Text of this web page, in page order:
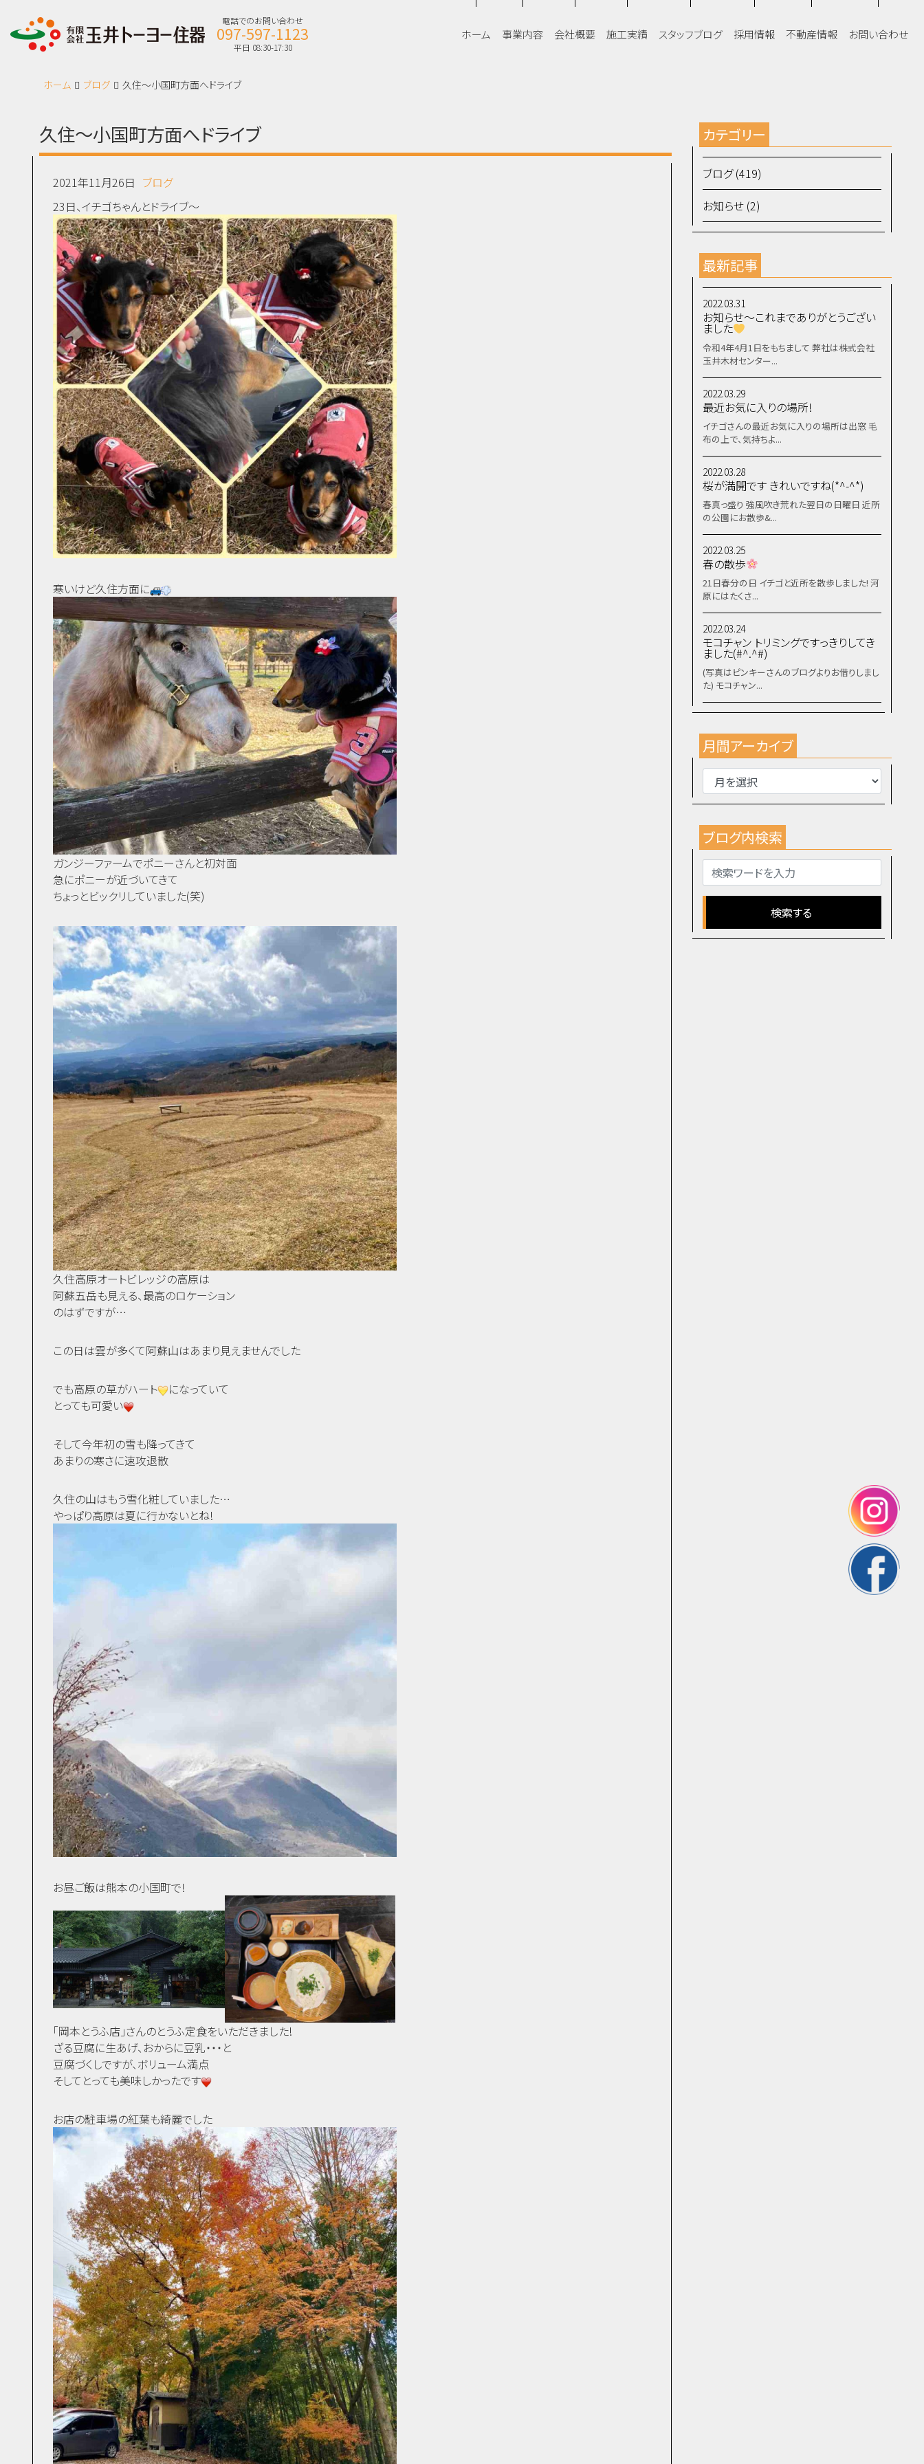
電話でのお問い合わせ
097-597-1123
平日 08:30-17:30
ホーム 事業内容 会社概要 施工実績 スタッフブログ 採用情報 不動産情報 お問い合わせ
ホーム ブログ 久住～小国町方面へドライブ
久住～小国町方面へドライブ
2021年11月26日 ブログ
23日、イチゴちゃんとドライブ～
寒いけど久住方面に
ガンジーファームでポニーさんと初対面
急にポニーが近づいてきて
ちょっとビックリしていました(笑)
久住高原オートビレッジの高原は
阿蘇五岳も見える、最高のロケーション
のはずですが…
この日は雲が多くて阿蘇山はあまり見えませんでした
でも高原の草がハート
になっていて
とっても可愛い
そして今年初の雪も降ってきて
あまりの寒さに速攻退散
久住の山はもう雪化粧していました…
やっぱり高原は夏に行かないとね!
お昼ご飯は熊本の小国町で!
「岡本とうふ店」さんのとうふ定食をいただきました!
ざる豆腐に生あげ、おからに豆乳・・・と
豆腐づくしですが、ボリューム満点
そしてとっても美味しかったです
お店の駐車場の紅葉も綺麗でした
カテゴリー
ブログ (419)
お知らせ (2)
最新記事
2022.03.31
お知らせ～これまでありがとうござい
ました
令和4年4月1日をもちまして 弊社は株式会社
玉井木材センター...
2022.03.29
最近お気に入りの場所!
イチゴさんの最近お気に入りの場所は出窓 毛
布の上で、気持ちよ...
2022.03.28
桜が満開です きれいですね(*^-^*)
春真っ盛り 強風吹き荒れた翌日の日曜日 近所
の公園にお散歩&...
2022.03.25
春の散歩
21日春分の日 イチゴと近所を散歩しました! 河
原にはたくさ...
2022.03.24
モコチャン トリミングですっきりしてき
ました(#^.^#)
(写真はピンキーさんのブログよりお借りしまし
た) モコチャン...
月間アーカイブ
ブログ内検索